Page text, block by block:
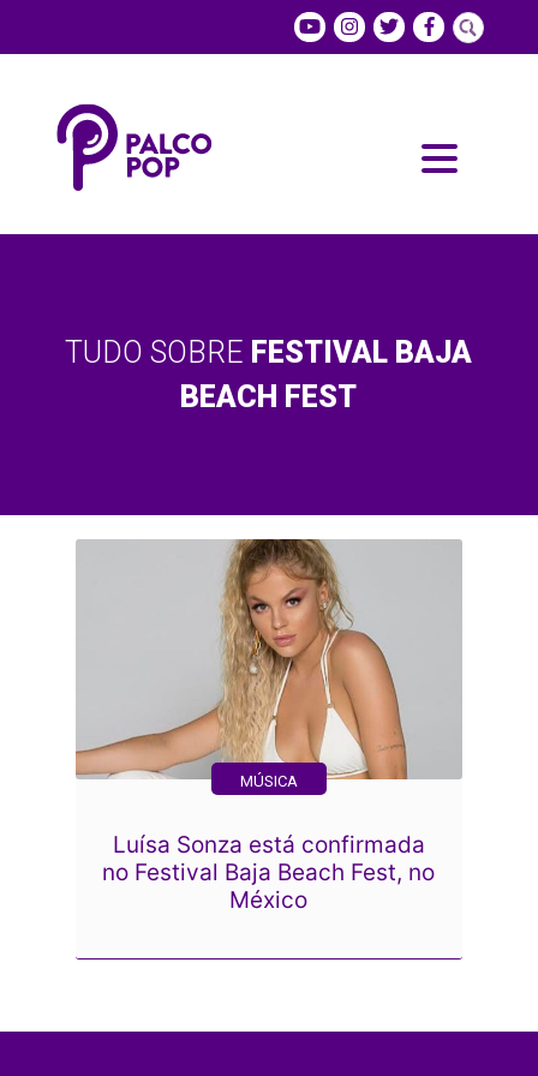
TUDO SOBRE FESTIVAL BAJA
BEACH FEST
MÚSICA
Luísa Sonza está confirmada
no Festival Baja Beach Fest, no
México